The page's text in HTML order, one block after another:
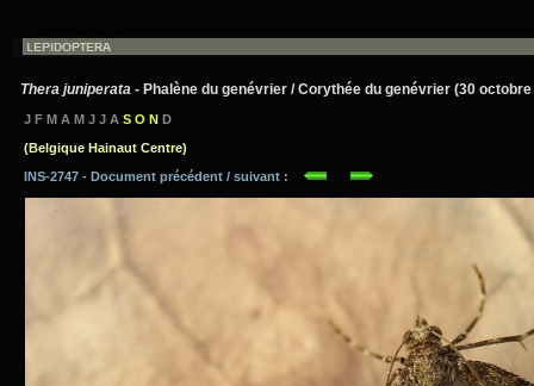
Thera juniperata - Phalène du genévrier / Corythée du genévrier (30 octobre
J F M A M J J A S O N D
(Belgique Hainaut Centre)
INS-2747 - Document précédent / suivant :